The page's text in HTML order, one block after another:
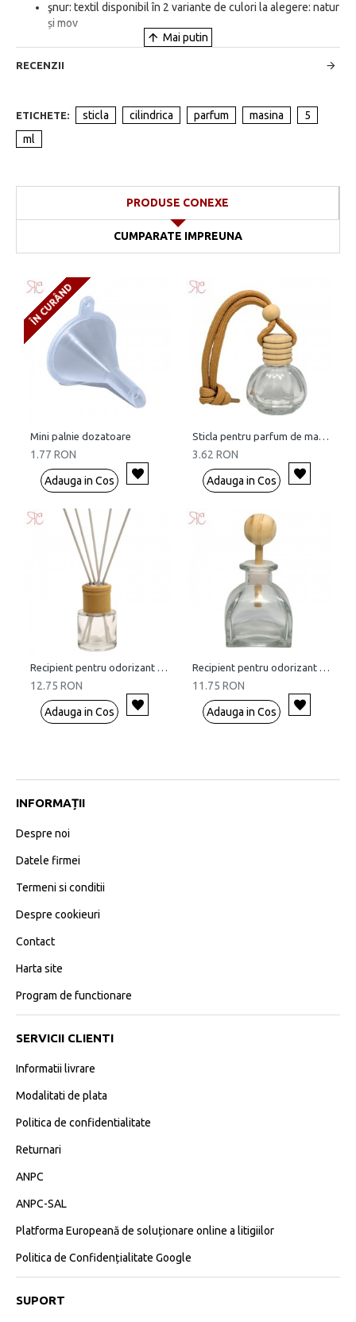
şnur: textil disponibil în 2 variante de culori la alegere: natur
și mov
RECENZII
ETICHETE: sticla cilindrica parfum masina
5
ml
PRODUSE CONEXE
CUMPARATE IMPREUNA
ÎN CURÂND
Mini palnie dozatoare
1.77 RON
Adauga in Cos
Sticla pentru parfum de masina, 15 ml
3.62 RON
Adauga in Cos
Recipient pentru odorizant de camera, 50 ml
12.75 RON
Adauga in Cos
Recipient pentru odorizant de camera, Square, 50 ml
11.75 RON
Adauga in Cos
INFORMAȚII
Despre noi
Datele firmei
Termeni si conditii
Despre cookieuri
Contact
Harta site
Program de functionare
SERVICII CLIENTI
Informatii livrare
Modalitati de plata
Politica de confidentialitate
Returnari
ANPC
ANPC-SAL
Platforma Europeană de soluționare online a litigiilor
Politica de Confidențialitate Google
SUPORT